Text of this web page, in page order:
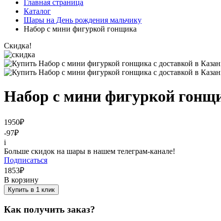
Главная страница
Каталог
Шары на День рождения мальчику
Набор с мини фигуркой гонщика
Скидка!
Набор с мини фигуркой
1950₽
-97₽
i
Больше скидок на шары в нашем телеграм-канале!
Подписаться
1853₽
В корзину
Купить в 1 клик
Как получить заказ?